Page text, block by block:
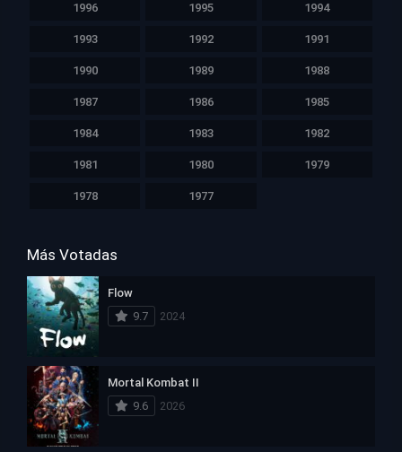
1996 1995 1994
1993 1992 1991
1990 1989 1988
1987 1986 1985
1984 1983 1982
1981 1980 1979
1978 1977
Más Votadas
Flow
9.7
2024
Mortal Kombat II
9.6
2026